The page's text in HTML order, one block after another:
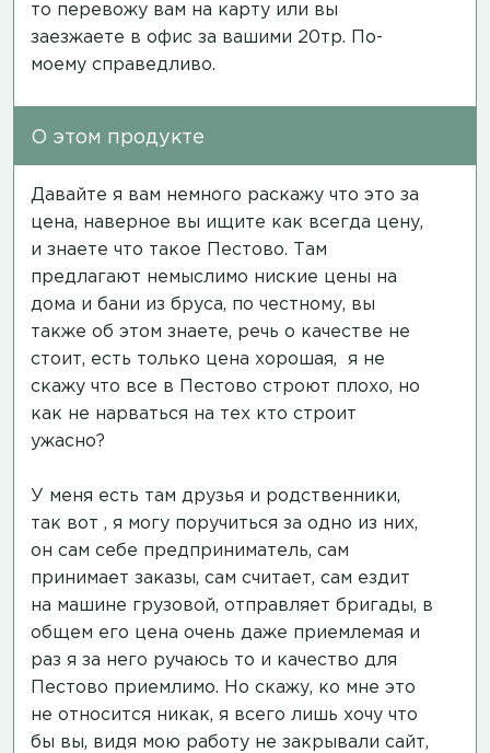
то перевожу вам на карту или вы
заезжаете в офис за вашими 20тр. По-
моему справедливо.
О этом продукте
Давайте я вам немного раскажу что это за
цена, наверное вы ищите как всегда цену,
и знаете что такое Пестово. Там
предлагают немыслимо ниские цены на
дома и бани из бруса, по честному, вы
также об этом знаете, речь о качестве не
стоит, есть только цена хорошая, я не
скажу что все в Пестово строют плохо, но
как не нарваться на тех кто строит
ужасно?
У меня есть там друзья и родственники,
так вот , я могу поручиться за одно из них,
он сам себе предприниматель, сам
принимает заказы, сам считает, сам ездит
на машине грузовой, отправляет бригады, в
общем его цена очень даже приемлемая и
раз я за него ручаюсь то и качество для
Пестово приемлимо. Но скажу, ко мне это
не относится никак, я всего лишь хочу что
бы вы, видя мою работу не закрывали сайт,